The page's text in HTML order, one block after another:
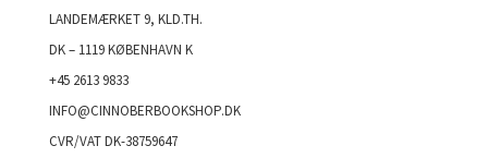
LANDEMÆRKET 9, KLD.TH.
DK – 1119 KØBENHAVN K
+45 2613 9833
INFO@CINNOBERBOOKSHOP.DK
CVR/VAT DK-38759647